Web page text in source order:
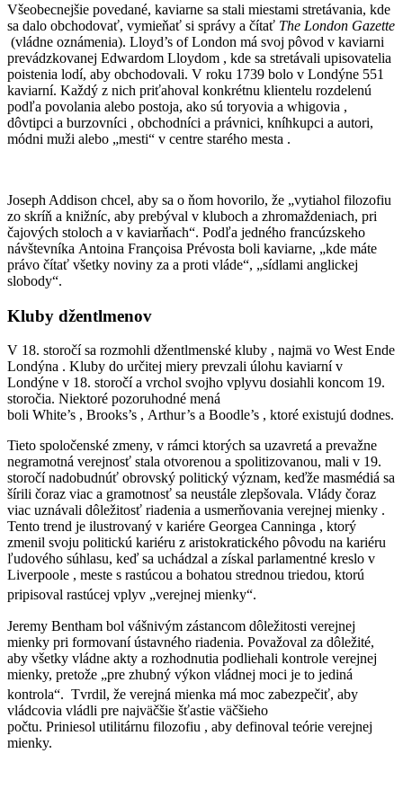
Všeobecnejšie povedané, kaviarne sa stali miestami stretávania, kde
sa dalo obchodovať, vymieňať si správy a čítať The London Gazette
(vládne oznámenia). Lloyd’s of London má svoj pôvod v kaviarni
prevádzkovanej Edwardom Lloydom , kde sa stretávali upisovatelia
poistenia lodí, aby obchodovali. V roku 1739 bolo v Londýne 551
kaviarní. Každý z nich priťahoval konkrétnu klientelu rozdelenú
podľa povolania alebo postoja, ako sú toryovia a whigovia ,
dôvtipci a burzovníci , obchodníci a právnici, kníhkupci a autori,
módni muži alebo „mesti“ v centre starého mesta .
Joseph Addison chcel, aby sa o ňom hovorilo, že „vytiahol filozofiu
zo skríň a knižníc, aby prebýval v kluboch a zhromaždeniach, pri
čajových stoloch a v kaviarňach“. Podľa jedného francúzskeho
návštevníka Antoina Françoisa Prévosta boli kaviarne, „kde máte
právo čítať všetky noviny za a proti vláde“, „sídlami anglickej
slobody“.
Kluby džentlmenov
V 18. storočí sa rozmohli džentlmenské kluby , najmä vo West Ende
Londýna . Kluby do určitej miery prevzali úlohu kaviarní v
Londýne v 18. storočí a vrchol svojho vplyvu dosiahli koncom 19.
storočia. Niektoré pozoruhodné mená
boli White’s , Brooks’s , Arthur’s a Boodle’s , ktoré existujú dodnes.
Tieto spoločenské zmeny, v rámci ktorých sa uzavretá a prevažne
negramotná verejnosť stala otvorenou a spolitizovanou, mali v 19.
storočí nadobudnúť obrovský politický význam, keďže masmédiá sa
šírili čoraz viac a gramotnosť sa neustále zlepšovala. Vlády čoraz
viac uznávali dôležitosť riadenia a usmerňovania verejnej mienky .
Tento trend je ilustrovaný v kariére Georgea Canninga , ktorý
zmenil svoju politickú kariéru z aristokratického pôvodu na kariéru
ľudového súhlasu, keď sa uchádzal a získal parlamentné kreslo v
Liverpoole , meste s rastúcou a bohatou strednou triedou, ktorú
pripisoval rastúcej vplyv „verejnej mienky“.
Jeremy Bentham bol vášnivým zástancom dôležitosti verejnej
mienky pri formovaní ústavného riadenia. Považoval za dôležité,
aby všetky vládne akty a rozhodnutia podliehali kontrole verejnej
mienky, pretože „pre zhubný výkon vládnej moci je to jediná
kontrola“. Tvrdil, že verejná mienka má moc zabezpečiť, aby
vládcovia vládli pre najväčšie šťastie väčšieho
počtu. Priniesol utilitárnu filozofiu , aby definoval teórie verejnej
mienky.